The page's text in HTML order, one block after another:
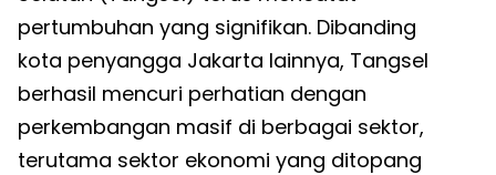
pertumbuhan yang signifikan. Dibanding
kota penyangga Jakarta lainnya, Tangsel
berhasil mencuri perhatian dengan
perkembangan masif di berbagai sektor,
terutama sektor ekonomi yang ditopang